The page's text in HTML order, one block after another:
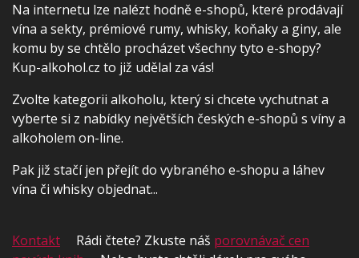
Na internetu lze nalézt hodně e-shopů, které prodávají
vína a sekty, prémiové rumy, whisky, koňaky a giny, ale
komu by se chtělo procházet všechny tyto e-shopy?
Kup-alkohol.cz to již udělal za vás!
Zvolte kategorii alkoholu, který si chcete vychutnat a
vyberte si z nabídky největších českých e-shopů s víny a
alkoholem on-line.
Pak již stačí jen přejít do vybraného e-shopu a láhev
vína či whisky objednat...
Kontakt Rádi čtete? Zkuste náš porovnávač cen